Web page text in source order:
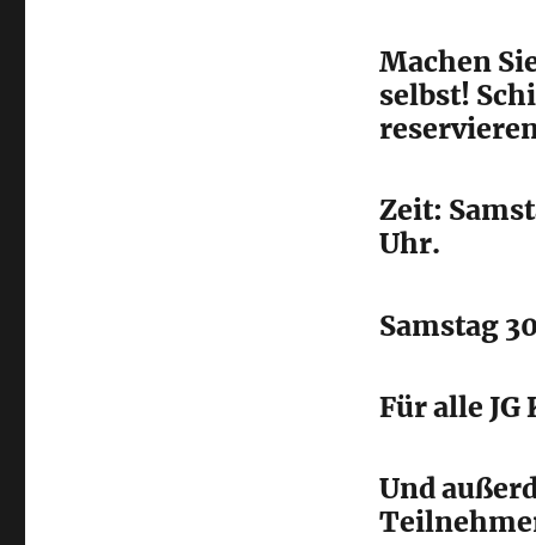
Machen
selbst!
Zeit:
Uhr.
Samstag
Für alle
Und